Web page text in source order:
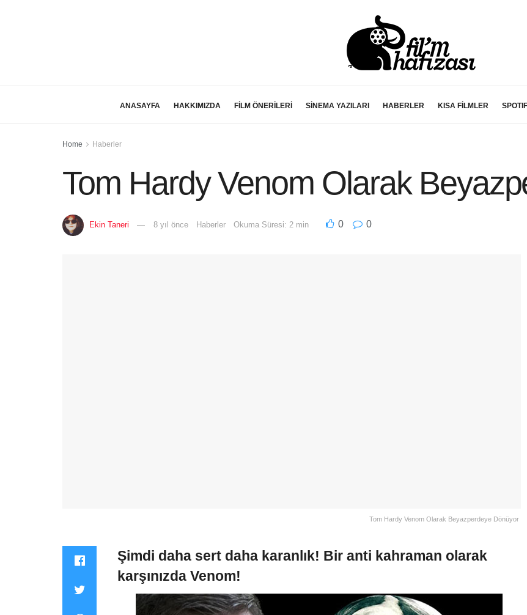
ANASAYFA HAKKIMIZDA FİLM ÖNERİLERİ SİNEMA YAZILARI HABERLER KISA FİLMLER
Home Haberler
Tom Hardy Venom Olarak
Ekin Taneri 8 yıl önce Haberler Okuma Süresi: 2 min 0 0
Tom Hardy Venom Olarak Beyazperdeye Dönüyor
Şimdi daha sert daha karanlık! Bir anti kahraman olarak
karşınızda Venom!